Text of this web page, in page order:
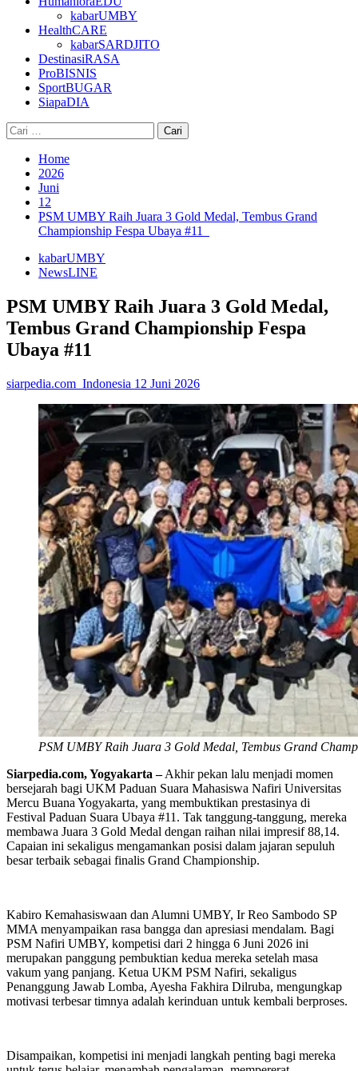
kabarUMBY
HealthCARE
kabarSARDJITO
DestinasiRASA
ProBISNIS
SportBUGAR
SiapaDIA
Cari
untuk:
Home
2026
Juni
12
PSM UMBY Raih Juara 3 Gold Medal, Tembus Grand
Championship Fespa Ubaya #11
kabarUMBY
NewsLINE
PSM UMBY Raih Juara 3 Gold Medal,
Tembus Grand Championship Fespa
Ubaya #11
siarpedia.com_Indonesia 12 Juni 2026
PSM UMBY Raih Juara 3 Gold Medal, Tembus Grand
Siarpedia.com, Yogyakarta –Akhir pekan lalu menjadi momen
bersejarah bagi UKM Paduan Suara Mahasiswa Nafiri Universitas
Mercu Buana Yogyakarta, yang membuktikan prestasinya di
Festival Paduan Suara Ubaya #11. Tak tanggung-tanggung, mereka
membawa Juara 3 Gold Medal dengan raihan nilai impresif 88,14.
Capaian ini sekaligus mengamankan posisi dalam jajaran sepuluh
besar terbaik sebagai finalis Grand Championship.
Kabiro Kemahasiswaan dan Alumni UMBY, Ir Reo Sambodo SP
MMA menyampaikan rasa bangga dan apresiasi mendalam. Bagi
PSM Nafiri UMBY, kompetisi dari 2 hingga 6 Juni 2026 ini
merupakan panggung pembuktian kedua mereka setelah masa
vakum yang panjang. Ketua UKM PSM Nafiri, sekaligus
Penanggung Jawab Lomba, Ayesha Fakhira Dilruba, mengungkap
motivasi terbesar timnya adalah kerinduan untuk kembali berproses.
Disampaikan, kompetisi ini menjadi langkah penting bagi mereka